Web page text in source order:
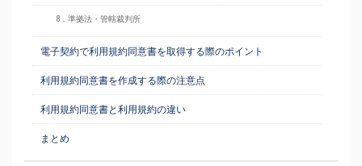
8．準拠法・管轄裁判所
電子契約で利用規約同意書を取得する際のポイント
利用規約同意書を作成する際の注意点
利用規約同意書と利用規約の違い
まとめ